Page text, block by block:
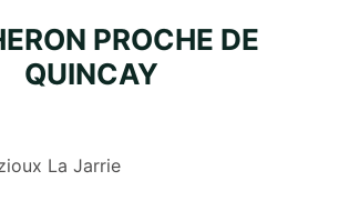
PROCHE DE
QUINCAY
La Jarrie